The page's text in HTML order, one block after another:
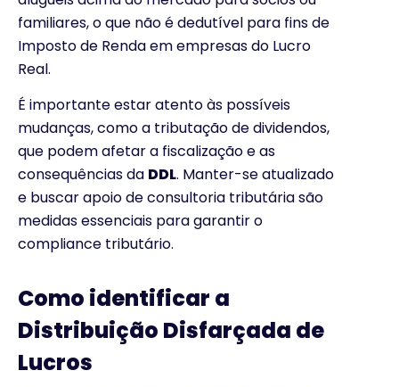
familiares, o que não é dedutível para fins de
Imposto de Renda em empresas do Lucro
Real.
É importante estar atento às possíveis
mudanças, como a tributação de dividendos,
que podem afetar a fiscalização e as
consequências da DDL. Manter-se atualizado
e buscar apoio de consultoria tributária são
medidas essenciais para garantir o
compliance tributário.
Como identificar a
Distribuição Disfarçada de
Lucros